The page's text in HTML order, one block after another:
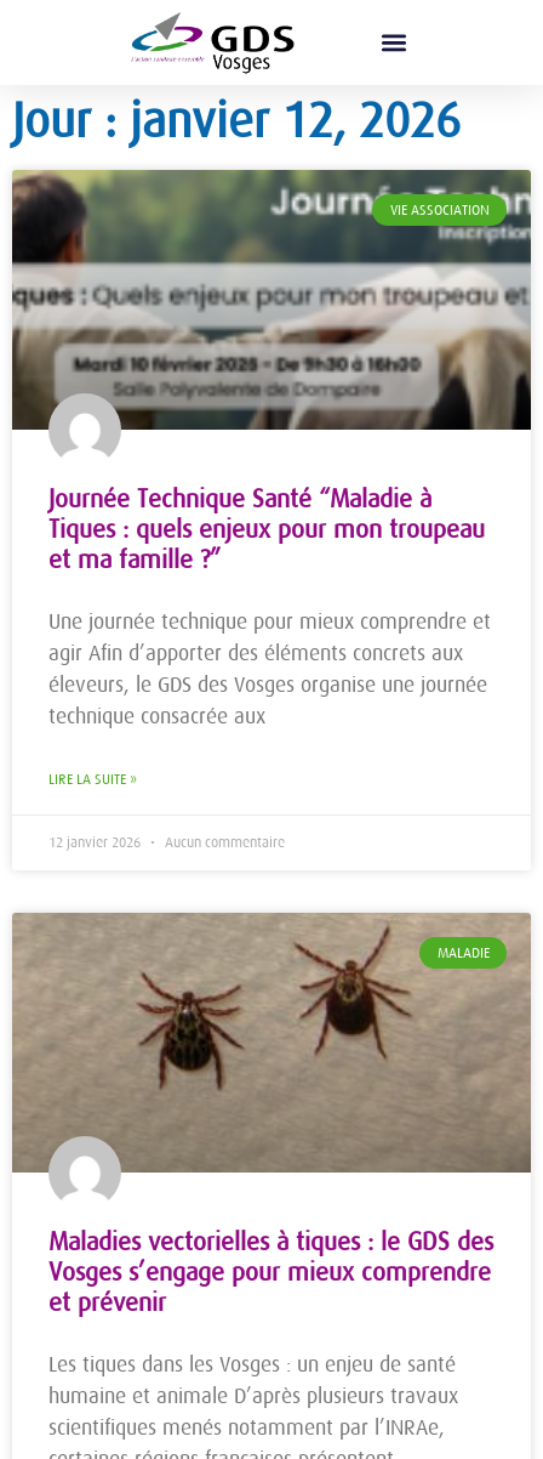
Jour : janvier 12, 2026
VIE ASSOCIATION
Journée Technique Santé “Maladie à
Tiques : quels enjeux pour mon troupeau
et ma famille ?”
Une journée technique pour mieux comprendre et
agir Afin d’apporter des éléments concrets aux
éleveurs, le GDS des Vosges organise une journée
technique consacrée aux
LIRE LA SUITE »
12 janvier 2026 Aucun commentaire
MALADIE
Maladies vectorielles à tiques : le GDS des
Vosges s’engage pour mieux comprendre
et prévenir
Les tiques dans les Vosges : un enjeu de santé
humaine et animale D’après plusieurs travaux
scientifiques menés notamment par l’INRAe,